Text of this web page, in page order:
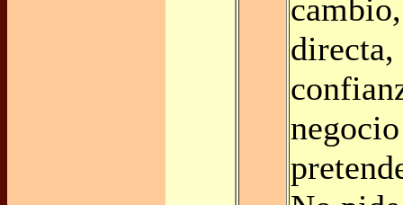
directa,